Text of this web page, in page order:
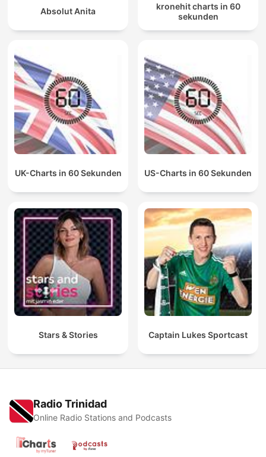
Absolut Anita
kronehit charts in 60
sekunden
UK-Charts in 60 Sekunden US-Charts in 60 Sekunden
Stars & Stories Captain Lukes Sportcast
Radio Trinidad
Online Radio Stations and Podcasts